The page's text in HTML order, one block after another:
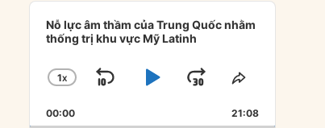
Audio
Player
Nỗ lực âm thầm của Trung Quốc nhằm
thống trị khu vực Mỹ Latinh
CHANGE
RATE
1X
SKIP
BACKWARD
PLAYJUMP
FORWARD
SHARE
EPISODE
00:00 21:08